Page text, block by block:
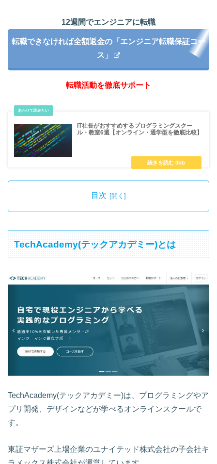
12週間でエンジニアに転職
転職できなければ全額返金の「エンジニア転職保証コー
ス」
転職活動を徹底サポート
IT社長がおすすめするプログラミングスクー
ル・教室6選【オンライン・通学型を徹底比較】
目次
TechAcademy(テックアカデミー)とは
TechAcademy(テックアカデミー)は、プログラミングやア
プリ開発、デザインなどが学べるオンラインスクールで
す。
東証マザーズ上場企業のユナイテッド株式会社の子会社キ